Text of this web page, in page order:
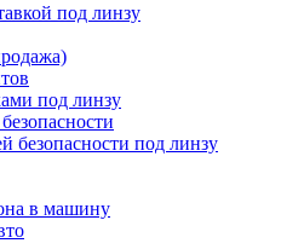
под линзу
под линзу
безопасности под линзу
в машину